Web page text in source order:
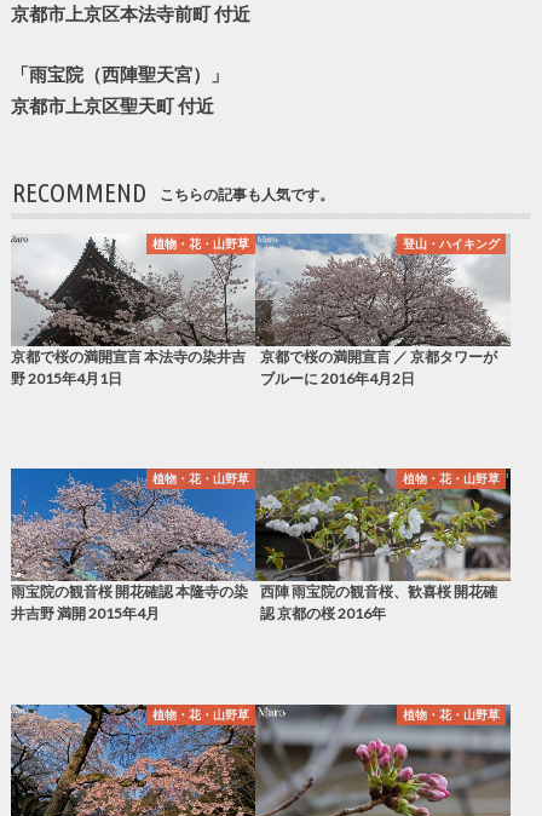
京都市上京区本法寺前町 付近
「雨宝院（西陣聖天宮）」
京都市上京区聖天町 付近
RECOMMEND こちらの記事も人気です。
植物・花・山野草
京都で桜の満開宣言 本法寺の染井吉
野 2015年4月1日
登山・ハイキング
京都で桜の満開宣言 ／ 京都タワーが
ブルーに 2016年4月2日
植物・花・山野草
雨宝院の観音桜 開花確認 本隆寺の染
井吉野 満開 2015年4月
植物・花・山野草
西陣 雨宝院の観音桜、歓喜桜 開花確
認 京都の桜 2016年
植物・花・山野草 植物・花・山野草